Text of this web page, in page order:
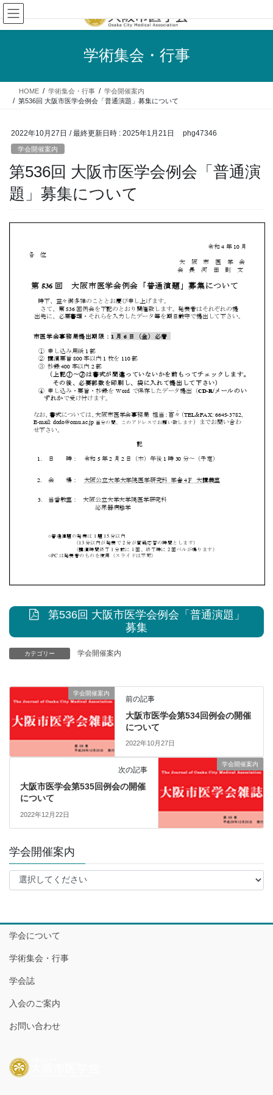
コ
ン
テ
ス
ナ
ビ
ゲ
ン
学術集会・行事
HOME 学術集会・行事
学会開催案内
第536回 大阪市医学会例会「普通演題」募集について
2022年10月27日 / 最終更新日時 : 2025年1月21日 phg47346
学会開催案内
第536回 大阪市医学会例会「普通演
題」募集について
第536回 大阪市医学会例会「普通演題」
募集
カテゴリー 学会開催案内
学会開催案内
前の記事
大阪市医学会第534回例会の開催
について
2022年10月27日
学会開催案内
次の記事
大阪市医学会第535回例会の開催
について
2022年12月22日
学会開催案内
学会について
学術集会・行事
学会誌
入会のご案内
お問い合わせ